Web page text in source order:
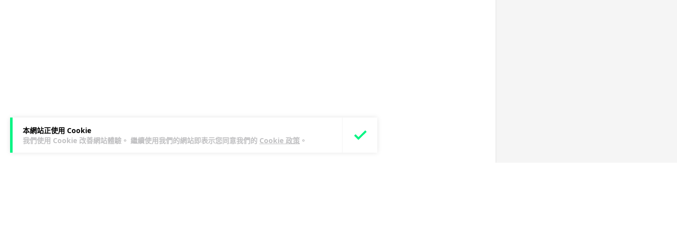
本網站正使用 Cookie
我們使用 Cookie 改善網站體驗。 繼續使用我們的網站即表示您同意我們的 Cookie 政策 。